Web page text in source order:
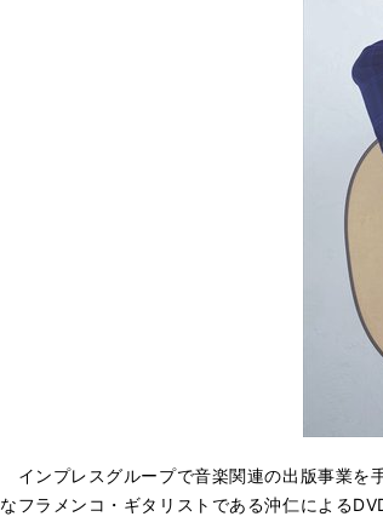
インプレスグループで音楽関連の出版事業を
なフラメンコ・ギタリストである沖仁による